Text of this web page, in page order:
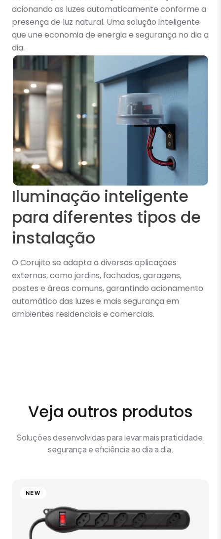
acionando as luzes automaticamente conforme a
presença de luz natural. Uma solução inteligente
que une economia de energia e segurança no dia a
dia.
Iluminação inteligente
para diferentes tipos de
instalação
O Corujito se adapta a diversas aplicações
externas, como jardins, fachadas, garagens,
postes e áreas comuns, garantindo acionamento
automático das luzes e mais segurança em
ambientes residenciais e comerciais.
Veja outros produtos
Soluções desenvolvidas para levar mais praticidade,
segurança e eficiência ao dia a dia.
NEW